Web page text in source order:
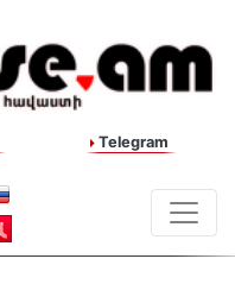
Telegram